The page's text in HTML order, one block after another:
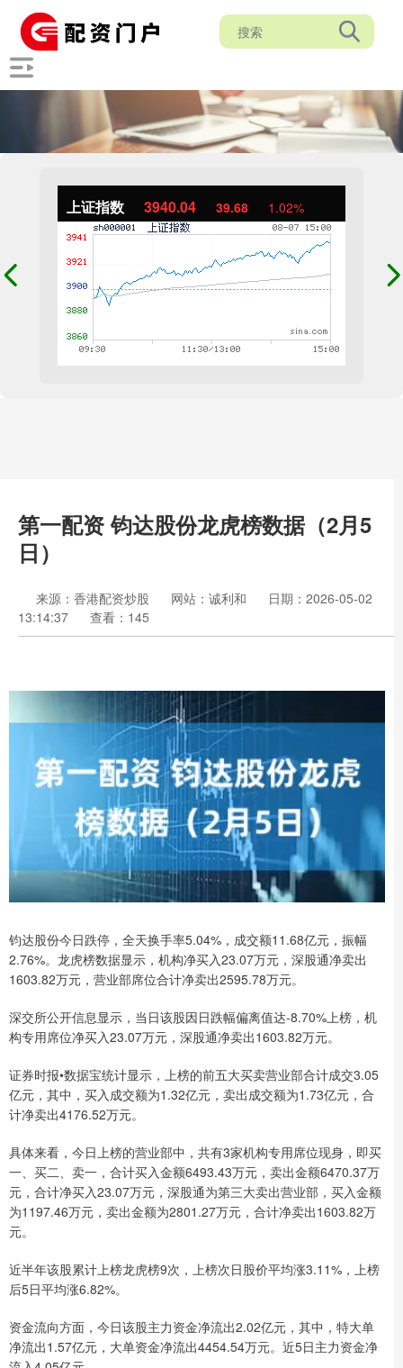
上证指数 3940.04 39.68 1.02%
第一配资 钧达股份龙虎榜数据（2月5
日）
来源：香港配资炒股 网站：诚利和
日期：2026-05-02
13:14:37
查看：145
钧达股份今日跌停，全天换手率5.04%，成交额11.68亿元，振幅
2.76%。龙虎榜数据显示，机构净买入23.07万元，深股通净卖出
1603.82万元，营业部席位合计净卖出2595.78万元。
深交所公开信息显示，当日该股因日跌幅偏离值达-8.70%上榜，机
构专用席位净买入23.07万元，深股通净卖出1603.82万元。
证券时报•数据宝统计显示，上榜的前五大买卖营业部合计成交3.05
亿元，其中，买入成交额为1.32亿元，卖出成交额为1.73亿元，合
计净卖出4176.52万元。
具体来看，今日上榜的营业部中，共有3家机构专用席位现身，即买
一、买二、卖一，合计买入金额6493.43万元，卖出金额6470.37万
元，合计净买入23.07万元，深股通为第三大卖出营业部，买入金额
为1197.46万元，卖出金额为2801.27万元，合计净卖出1603.82万
元。
近半年该股累计上榜龙虎榜9次，上榜次日股价平均涨3.11%，上榜
后5日平均涨6.82%。
资金流向方面，今日该股主力资金净流出2.02亿元，其中，特大单
净流出1.57亿元，大单资金净流出4454.54万元。近5日主力资金净